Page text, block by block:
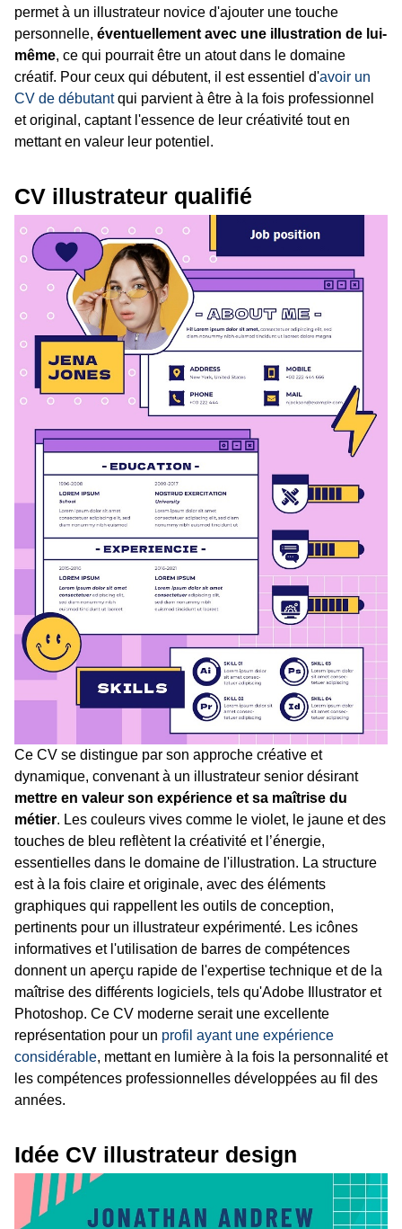
permet à un illustrateur novice d'ajouter une touche
personnelle, éventuellement avec une illustration de lui-
même, ce qui pourrait être un atout dans le domaine
créatif. Pour ceux qui débutent, il est essentiel d'avoir un
CV de débutantqui parvient à être à la fois professionnel
et original, captant l'essence de leur créativité tout en
mettant en valeur leur potentiel.
CV illustrateur qualifié
Ce CV se distingue par son approche créative et
dynamique, convenant à un illustrateur senior désirant
mettre en valeur son expérience et sa maîtrise du
métier. Les couleurs vives comme le violet, le jaune et des
touches de bleu reflètent la créativité et l’énergie,
essentielles dans le domaine de l'illustration. La structure
est à la fois claire et originale, avec des éléments
graphiques qui rappellent les outils de conception,
pertinents pour un illustrateur expérimenté. Les icônes
informatives et l'utilisation de barres de compétences
donnent un aperçu rapide de l'expertise technique et de la
maîtrise des différents logiciels, tels qu'Adobe Illustrator et
Photoshop. Ce CV moderne serait une excellente
représentation pour un profil ayant une expérience
considérable, mettant en lumière à la fois la personnalité et
les compétences professionnelles développées au fil des
années.
Idée CV illustrateur design